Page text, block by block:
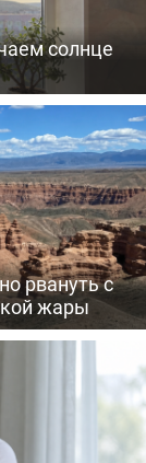
солнце
рвануть с
жары